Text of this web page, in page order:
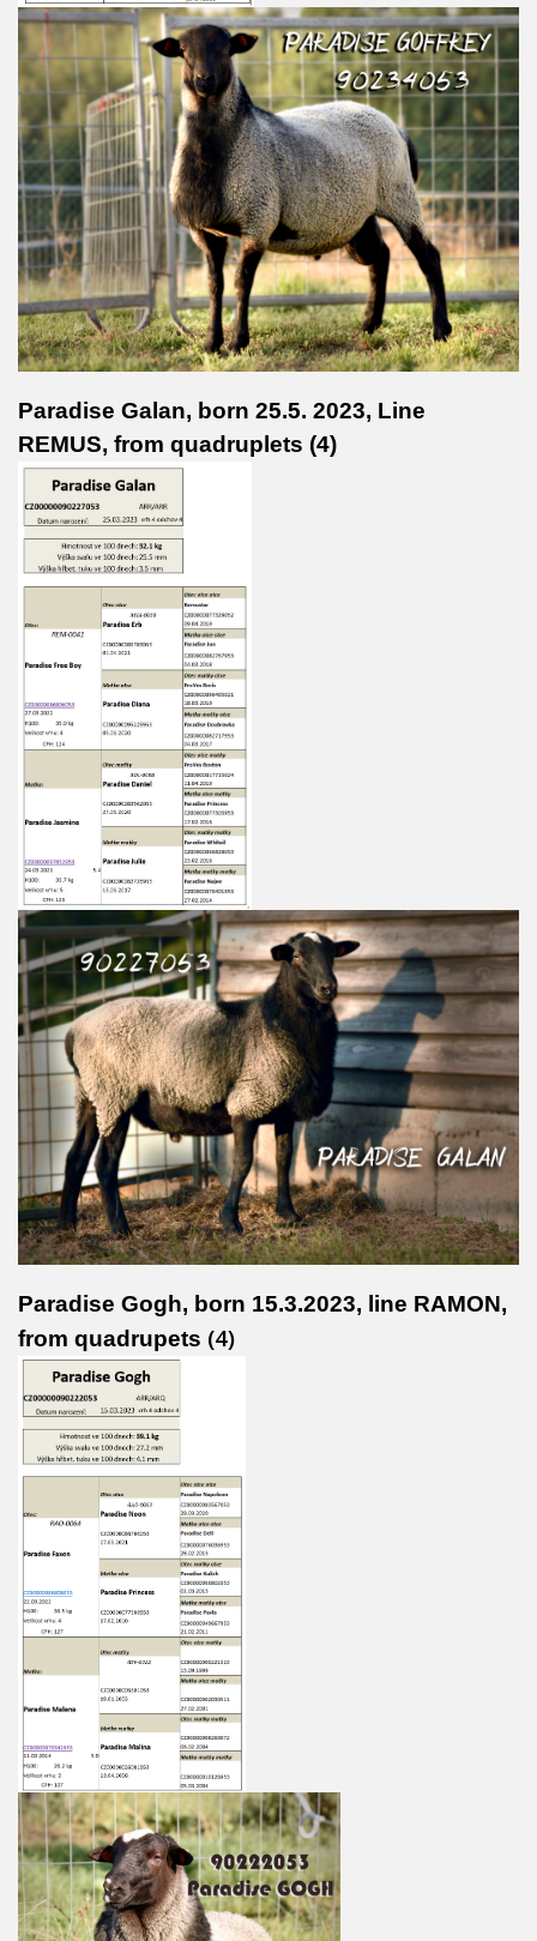
Paradise Galan, born 25.5. 2023, Line
REMUS, from quadruplets (4)
Paradise Gogh, born 15.3.2023, line RAMON,
from quadrupets (4)